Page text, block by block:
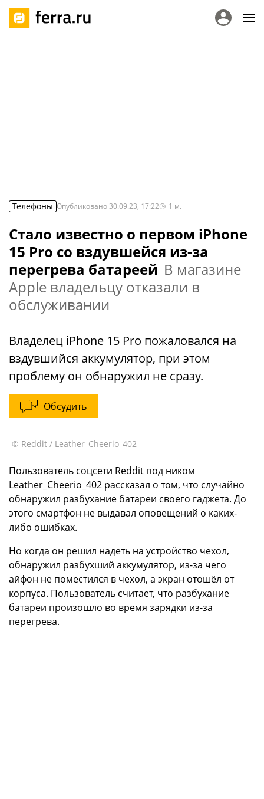
Телефоны Опубликовано30.09.23, 17:22 1 м.
Стало известно о первом iPhone
15 Pro со вздувшейся из-за
перегрева батареей В магазине
Apple владельцу отказали в
обслуживании
Владелец iPhone 15 Pro пожаловался на
вздувшийся аккумулятор, при этом
проблему он обнаружил не сразу.
Обсудить
© Reddit / Leather_Cheerio_402
Пользователь соцсети Reddit под ником
Leather_Cheerio_402 рассказал о том, что случайно
обнаружил разбухание батареи своего гаджета. До
этого смартфон не выдавал оповещений о каких-
либо ошибках.
Но когда он решил надеть на устройство чехол,
обнаружил разбухший аккумулятор, из-за чего
айфон не поместился в чехол, а экран отошёл от
корпуса. Пользователь считает, что разбухание
батареи произошло во время зарядки из-за
перегрева.